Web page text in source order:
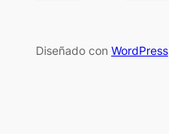
Diseñado con WordPress